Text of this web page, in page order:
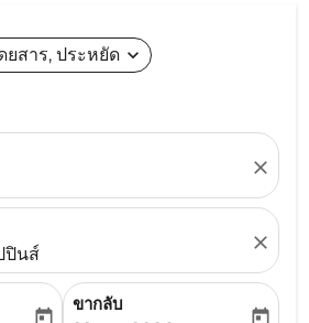
ยสาร, ประหยัด expand_more
close
ปินส์
close
today
ขากลับ
today